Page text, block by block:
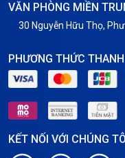
VĂN PHÒNG MIỀN
30 Nguyễn Hữu Thọ,
PHƯƠNG THỨC
KẾT NỐI VỚI CHÚNG TÔI